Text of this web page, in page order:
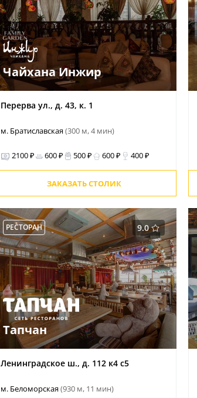
Чайхана Инжир
Перерва ул., д. 43, к. 1
м. Братиславская(300 м, 4 мин)
2100 ₽ 600 ₽ 500 ₽ 600 ₽ 400 ₽
ЗАКАЗАТЬ СТОЛИК
9.0
РЕСТОРАН
Тапчан
Ленинградское ш., д. 112 к4 с5
м. Беломорская(930 м, 11 мин)